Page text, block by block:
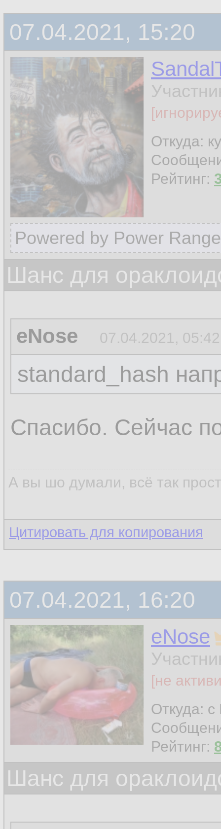
07.04.2021, 15:20
Откуда:
Рейтинг:
Powered by Power
Шанс для
eNose 07.04.2021, 05:42
standard_hash
Спасибо. Сейчас
А вы шо думали, всё так
Цитировать для копирования
07.04.2021, 16:20
eNose
[не
Откуда: с
Рейтинг:
Шанс для